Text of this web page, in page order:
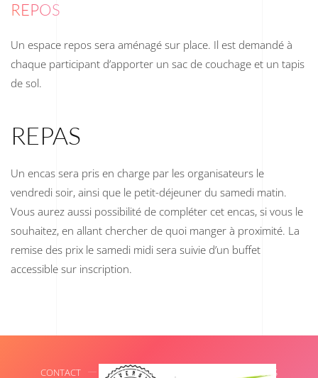
REPOS
Un espace repos sera aménagé sur place. Il est demandé à
chaque participant d’apporter un sac de couchage et un tapis
de sol.
REPAS
Un encas sera pris en charge par les organisateurs le
vendredi soir, ainsi que le petit-déjeuner du samedi matin.
Vous aurez aussi possibilité de compléter cet encas, si vous le
souhaitez, en allant chercher de quoi manger à proximité. La
remise des prix le samedi midi sera suivie d’un buffet
accessible sur inscription.
CONTACT INFORMATIONS LÉGALES SPONSORS